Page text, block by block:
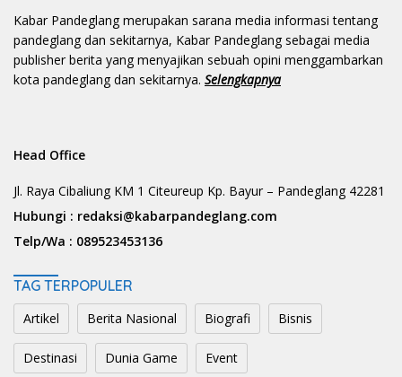
Kabar Pandeglang merupakan sarana media informasi tentang
pandeglang dan sekitarnya, Kabar Pandeglang sebagai media
publisher berita yang menyajikan sebuah opini menggambarkan
kota pandeglang dan sekitarnya. Selengkapnya
Head Office
Jl. Raya Cibaliung KM 1 Citeureup Kp. Bayur – Pandeglang 42281
Hubungi : redaksi@kabarpandeglang.com
Telp/Wa : 089523453136
TAG TERPOPULER
Artikel Berita Nasional Biografi Bisnis
Destinasi Dunia Game Event